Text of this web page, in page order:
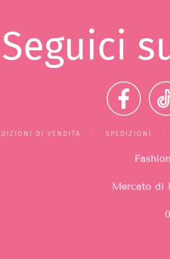
Seguici
DI VENDITA SPEDIZIONI
Mercato di